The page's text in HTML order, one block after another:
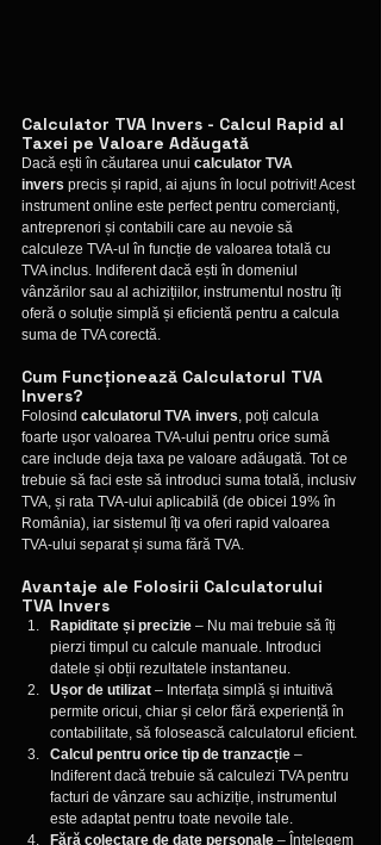
Calculator TVA Invers - Calcul Rapid al
Taxei pe Valoare Adăugată
Dacă ești în căutarea unui calculator TVA
invers precis și rapid, ai ajuns în locul potrivit! Acest
instrument online este perfect pentru comercianți,
antreprenori și contabili care au nevoie să
calculeze TVA-ul în funcție de valoarea totală cu
TVA inclus. Indiferent dacă ești în domeniul
vânzărilor sau al achizițiilor, instrumentul nostru îți
oferă o soluție simplă și eficientă pentru a calcula
suma de TVA corectă.
Cum Funcționează Calculatorul TVA
Invers?
Folosind calculatorul TVA invers, poți calcula
foarte ușor valoarea TVA-ului pentru orice sumă
care include deja taxa pe valoare adăugată. Tot ce
trebuie să faci este să introduci suma totală, inclusiv
TVA, și rata TVA-ului aplicabilă (de obicei 19% în
România), iar sistemul îți va oferi rapid valoarea
TVA-ului separat și suma fără TVA.
Avantaje ale Folosirii Calculatorului
TVA Invers
Rapiditate și precizie – Nu mai trebuie să îți
pierzi timpul cu calcule manuale. Introduci
datele și obții rezultatele instantaneu.
Ușor de utilizat – Interfața simplă și intuitivă
permite oricui, chiar și celor fără experiență în
contabilitate, să folosească calculatorul eficient.
Calcul pentru orice tip de tranzacție –
Indiferent dacă trebuie să calculezi TVA pentru
facturi de vânzare sau achiziție, instrumentul
este adaptat pentru toate nevoile tale.
Fără colectare de date personale – Înțelegem